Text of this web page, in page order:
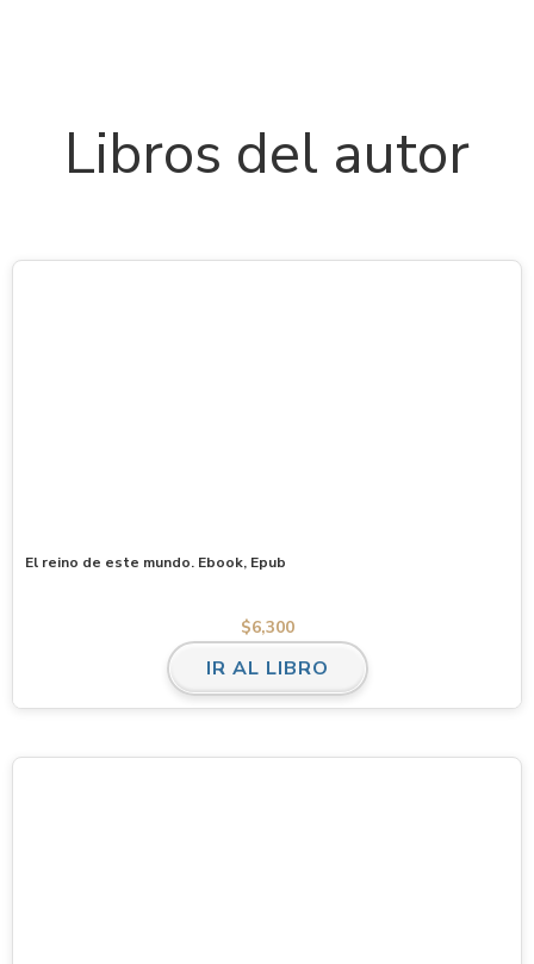
Libros del autor
El reino de este mundo. Ebook, Epub
$6,300
IR AL LIBRO